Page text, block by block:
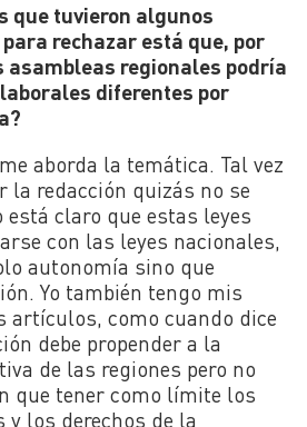
que tuvieron algunos
rechazar está que, por
asambleas regionales podría
diferentes por
aborda la temática. Tal vez
la redacción quizás no se
está claro que estas leyes
con las leyes nacionales,
autonomía sino que
Yo también tengo mis
artículos, como cuando dice
debe propender a la
de las regiones pero no
que tener como límite los
y los derechos de la